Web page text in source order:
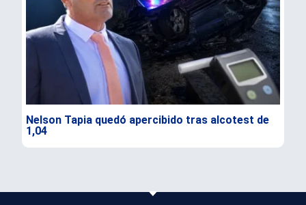
Nelson Tapia quedó apercibido tras alcotest de
1,04